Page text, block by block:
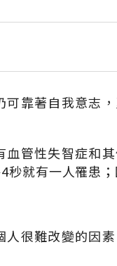
靠著自我意志
管性失智症和
就有一人罹患
很難改變的因